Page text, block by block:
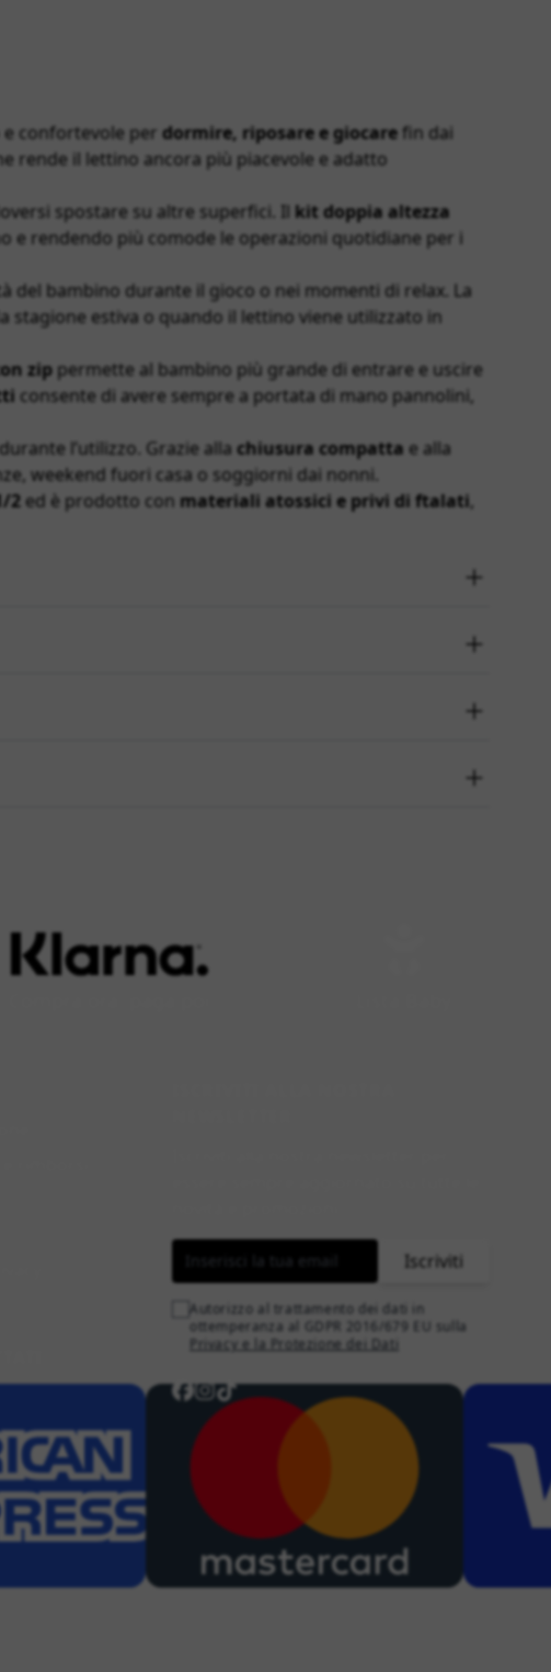
confortevole per dormire, riposare e giocare fin dai
rende il lettino ancora più piacevole e adatto
spostare su altre superfici. Il kit doppia altezza
e rendendo più comode le operazioni quotidiane per i
del bambino durante il gioco o nei momenti di relax. La
estiva o quando il lettino viene utilizzato in
zip permette al bambino più grande di entrare e uscire
consente di avere sempre a portata di mano pannolini,
l’utilizzo. Grazie alla chiusura compatta e alla
weekend fuori casa o soggiorni dai nonni.
2ed è prodotto con materiali atossici e privi di ftalati,
Iscriviti
Autorizzo al trattamento dei dati in
ottemperanza al GDPR 2016/679 EU sulla
Privacy e la Protezione dei Dati